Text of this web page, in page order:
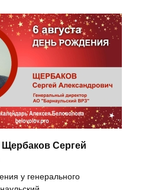
Сергей
у генерального